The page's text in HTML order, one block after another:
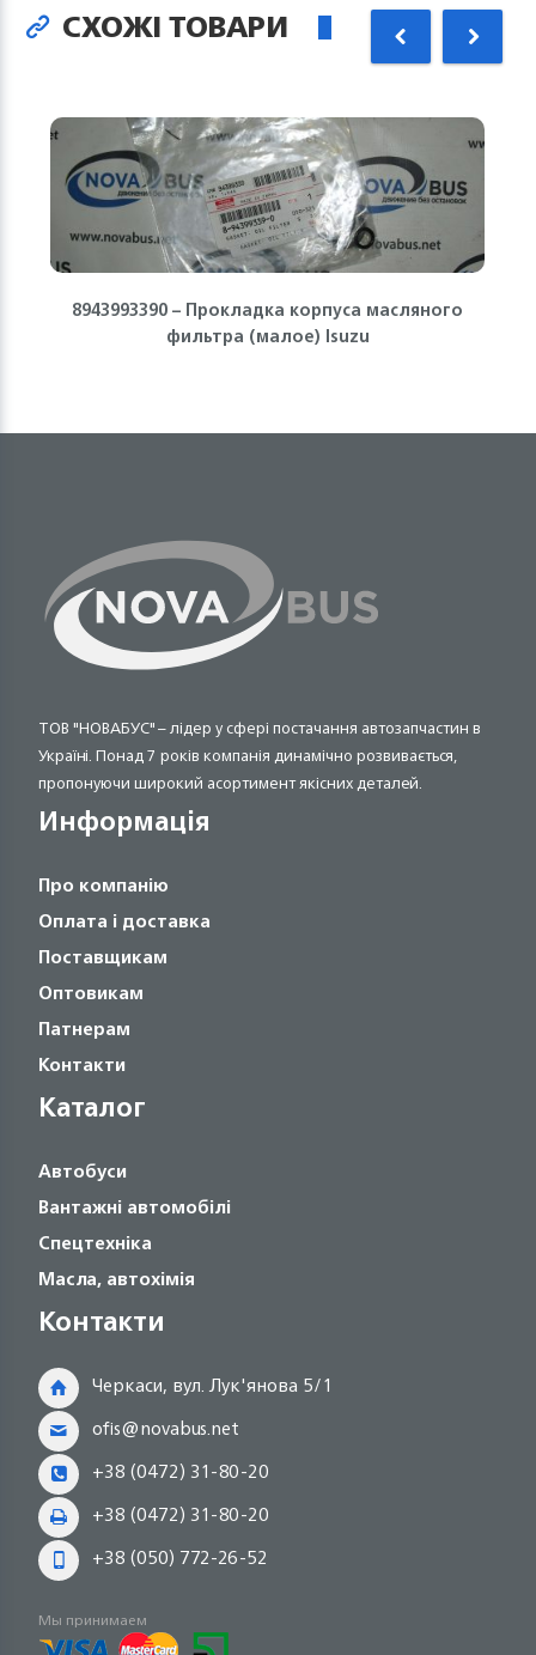
СХОЖІ ТОВАРИ
8943993390 – Прокладка корпуса масляного
фильтра (малое) Isuzu
ТОВ "НОВАБУС" – лідер у сфері постачання автозапчастин в
Україні. Понад 7 років компанія динамічно розвивається,
пропонуючи широкий асортимент якісних деталей.
Информація
Про компанію
Оплата і доставка
Поставщикам
Оптовикам
Патнерам
Контакти
Каталог
Автобуси
Вантажні автомобілі
Спецтехніка
Масла, автохімія
Контакти
Черкаси, вул. Лук'янова 5/1
ofis@novabus.net
+38 (0472) 31-80-20
+38 (0472) 31-80-20
+38 (050) 772-26-52
Мы принимаем